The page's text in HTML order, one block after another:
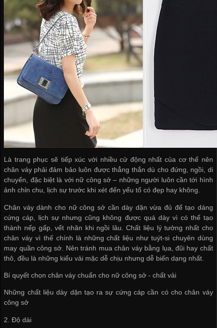
Là trang phục sẽ tiếp xúc với nhiều cử động nhất của cơ thể nên
chân váy phải đảm bảo luôn được thẳng thắn dù cho đứng, ngồi, di
chuyển, đặc biệt là với nữ công sở – những người luôn cần tới hình
ảnh chỉn chu, lịch sự trước khi xét đến yếu tố có đẹp hay không.
Chân váy dành cho nữ công sở cần dày dặn vừa đủ để tạo dáng
cứng cáp, lịch sự nhưng cũng không được quá dày vì có thể tạo
thành nếp gấp, vết nhăn khi ngồi lâu. Chất liệu lý tưởng nhất cho
chân váy vì thế chính là những chất liệu như tuýt-si chuyên dùng
may quần công sở. Nên tránh mua chân váy bằng lụa, đũi hay chất
thô, đều là những kiểu vải mặc dễ chịu nhưng dễ biến dạng nhất.
Bí quyết chọn chân váy chuẩn cho nữ công sở - chất vải
Những chất liệu dày dặn tạo ra sự cứng cáp cần có cho chân váy
công sở
2. Độ dài